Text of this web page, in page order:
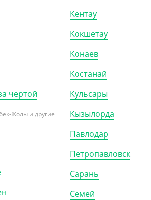
ПОКАЗАТЬ ЕЩЁ
АРТ. 2302408
чертой
Жолы и другие
Кентау
Кокшетау
Конаев
Костанай
Кульсары
Кызылорда
Павлодар
Петропавловск
Сарань
Семей